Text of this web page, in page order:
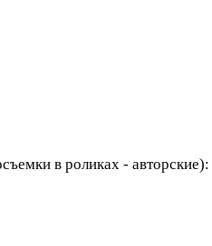
в роликах - авторские):